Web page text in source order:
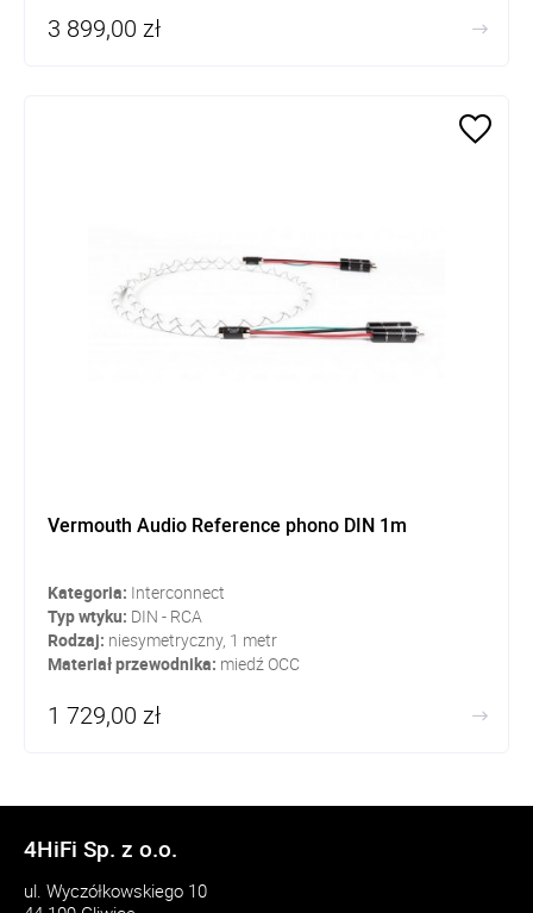
3 899,00 zł
Vermouth Audio Reference phono DIN 1m
Kategoria: Interconnect
Typ wtyku: DIN - RCA
Rodzaj: niesymetryczny, 1 metr
Materiał przewodnika: miedź OCC
1 729,00 zł
4HiFi Sp. z o.o.
ul. Wyczółkowskiego 10